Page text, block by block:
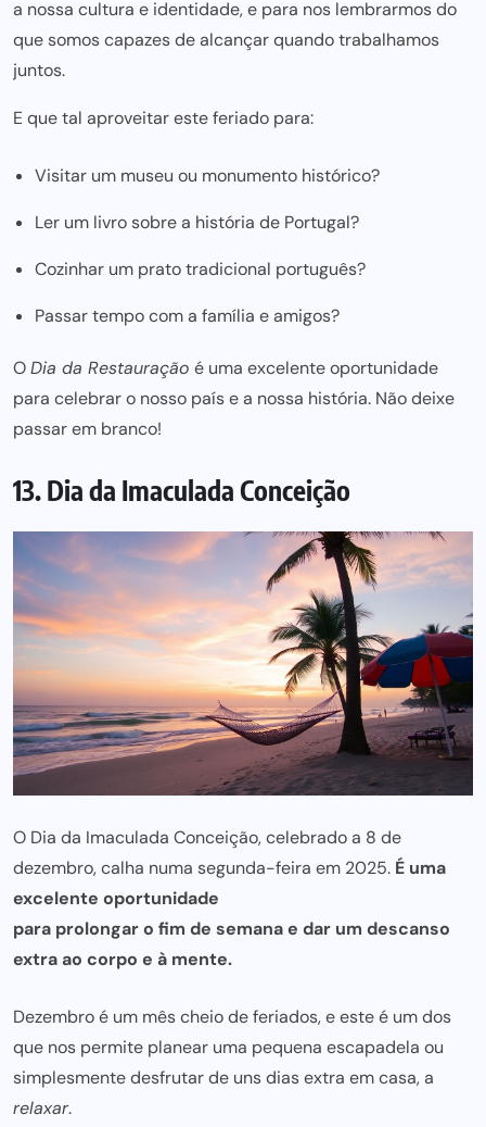
a nossa cultura e identidade, e para nos lembrarmos do
que somos capazes de alcançar quando trabalhamos
juntos.
E que tal aproveitar este feriado para:
Visitar um museu ou monumento histórico?
Ler um livro sobre a história de Portugal?
Cozinhar um prato tradicional português?
Passar tempo com a família e amigos?
ODia da Restauração é uma excelente oportunidade
para celebrar o nosso país e a nossa história. Não deixe
passar em branco!
13. Dia da Imaculada Conceição
O Dia da Imaculada Conceição, celebrado a 8 de
dezembro, calha numa segunda-feira em 2025. É uma
excelente oportunidade
para prolongar o fim de semana e dar um descanso
extra ao corpo e à mente.
Dezembro é um mês cheio de feriados, e este é um dos
que nos permite planear uma pequena escapadela ou
simplesmente desfrutar de uns dias extra em casa, a
relaxar.